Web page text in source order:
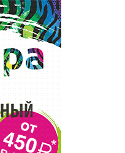
Торговля
Бизнес и финансы